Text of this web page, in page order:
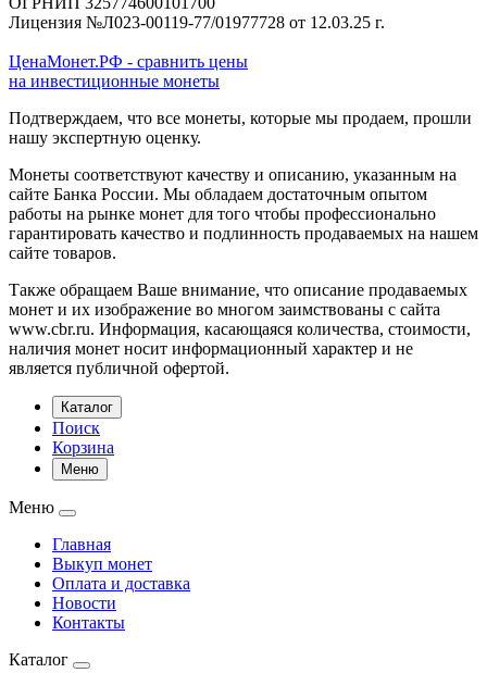
Лицензия №Л023-00119-77/01977728 от 12.03.25 г.
ЦенаМонет.РФ - сравнить цены
на инвестиционные монеты
Подтверждаем, что все монеты, которые мы продаем, прошли
нашу экспертную оценку.
Монеты соответствуют качеству и описанию, указанным на
сайте Банка России. Мы обладаем достаточным опытом
работы на рынке монет для того чтобы профессионально
гарантировать качество и подлинность продаваемых на нашем
сайте товаров.
Также обращаем Ваше внимание, что описание продаваемых
монет и их изображение во многом заимствованы с сайта
www.cbr.ru. Информация, касающаяся количества, стоимости,
наличия монет носит информационный характер и не
является публичной офертой.
Каталог
Поиск
Корзина
Меню
Меню
Главная
Выкуп монет
Оплата и доставка
Новости
Контакты
Каталог